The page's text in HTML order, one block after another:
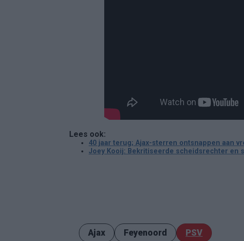
Lees ook:
40 jaar terug; Ajax-sterren ontsnappen aan
Joey Kooij: Bekritiseerde scheidsrechter en
Ajax Feyenoord PSV